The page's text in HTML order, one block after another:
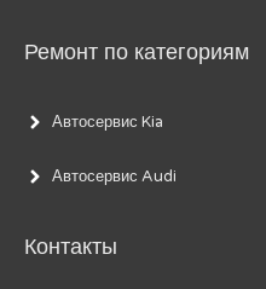
Ремонт по категориям
Автосервис Kia
Автосервис Audi
Контакты